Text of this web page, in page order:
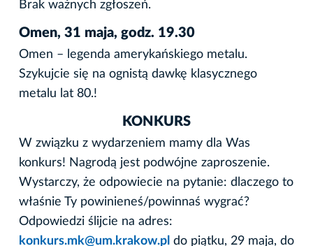
Brak ważnych zgłoszeń.
Omen, 31 maja, godz. 19.30
Omen – legenda amerykańskiego metalu.
Szykujcie się na ognistą dawkę klasycznego
metalu lat 80.!
KONKURS
W związku z wydarzeniem mamy dla Was
konkurs! Nagrodą jest podwójne zaproszenie.
Wystarczy, że odpowiecie na pytanie: dlaczego to
właśnie Ty powinieneś/powinnaś wygrać?
Odpowiedzi ślijcie na adres:
konkurs.mk@um.krakow.pl do piątku, 29 maja, do